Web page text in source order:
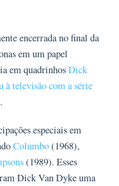
encerrada no final da
em um papel
em quadrinhosDick
à televisão com a série
especiais em
Columbo(1968),
(1989). Esses
Dick Van Dyke uma